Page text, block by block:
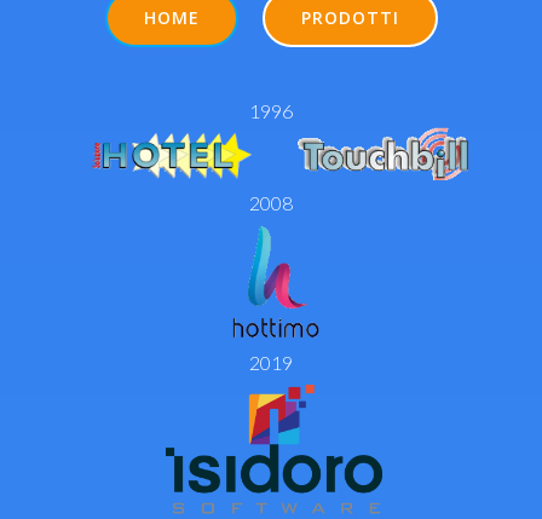
HOME PRODOTTI
1996
2008
2019